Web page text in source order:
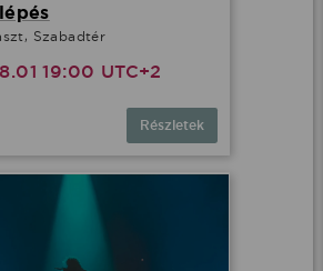
Szabadtér
19:00 UTC+2
Részletek